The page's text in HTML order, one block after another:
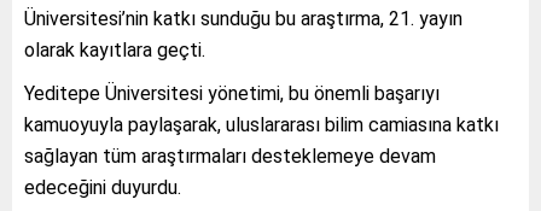
Üniversitesi’nin katkı sunduğu bu araştırma, 21. yayın
olarak kayıtlara geçti.
Yeditepe Üniversitesi yönetimi, bu önemli başarıyı
kamuoyuyla paylaşarak, uluslararası bilim camiasına katkı
sağlayan tüm araştırmaları desteklemeye devam
edeceğini duyurdu.